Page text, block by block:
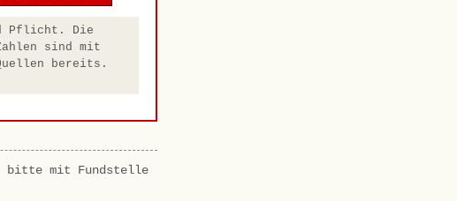
Pflicht. Die
sind mit
bereits.
bitte mit Fundstelle